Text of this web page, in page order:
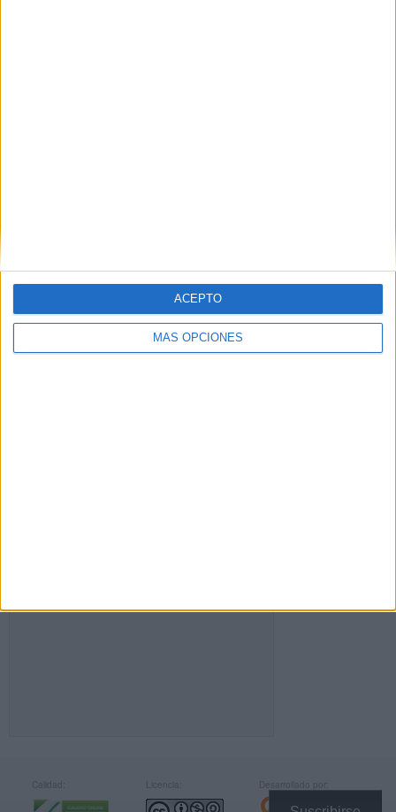
MÁS OPCIONES
ACEPTO
Suscribir